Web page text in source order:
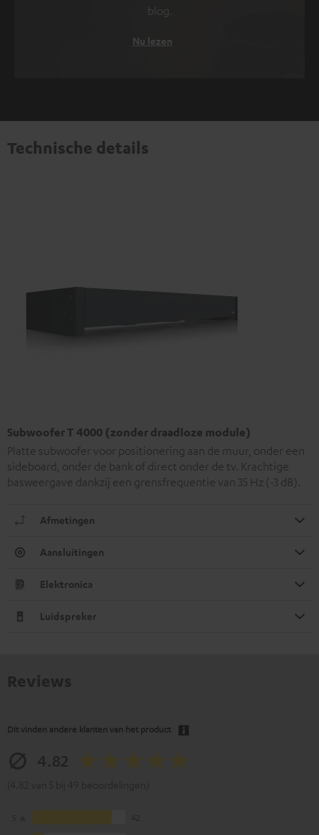
blog.
Nu lezen
Technische details
Subwoofer T 4000 (zonder draadloze module)
Platte subwoofer voor positionering aan de muur, onder een
sideboard, onder de bank of direct onder de tv. Krachtige
basweergave dankzij een grensfrequentie van 35 Hz (-3 dB).
Afmetingen
Aansluitingen
Elektronica
Luidspreker
Dit vinden andere klanten van het product